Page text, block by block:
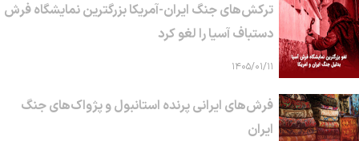
ترکش‌های جنگ ایران-آمریکا بزرگترین نمایشگاه فرش
دستباف آسیا را لغو کرد
۱۴۰۵/۰۱/۱۱
فرش‌های ایرانی پرنده استانبول و پژواک‌های جنگ
ایران